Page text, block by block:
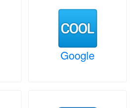
Google